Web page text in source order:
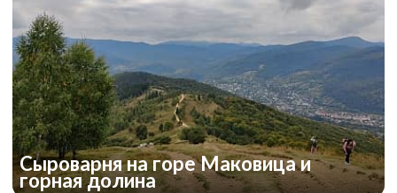
Сыроварня на горе Маковица и
горная долина